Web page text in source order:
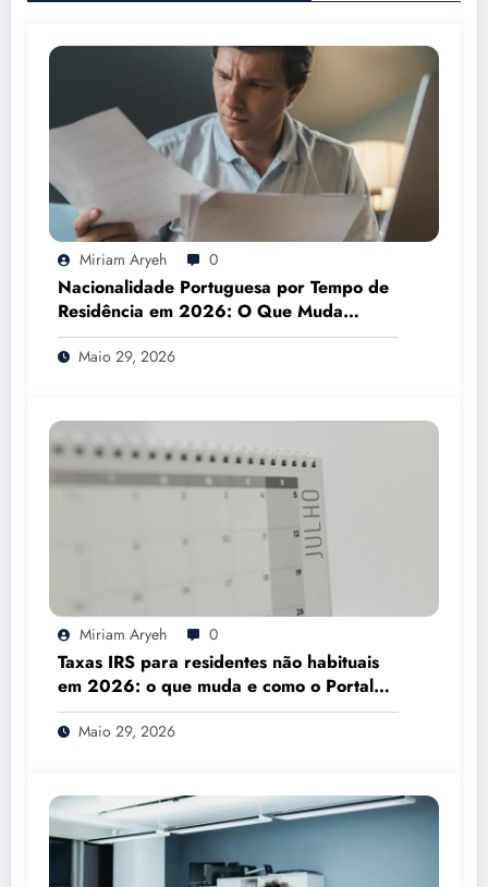
Miriam Aryeh 0
Nacionalidade Portuguesa por Tempo de
Residência em 2026: O Que Muda
Mesmo
Maio 29, 2026
Miriam Aryeh 0
Taxas IRS para residentes não habituais
em 2026: o que muda e como o Portal
das Finanças pode ajudar
Maio 29, 2026